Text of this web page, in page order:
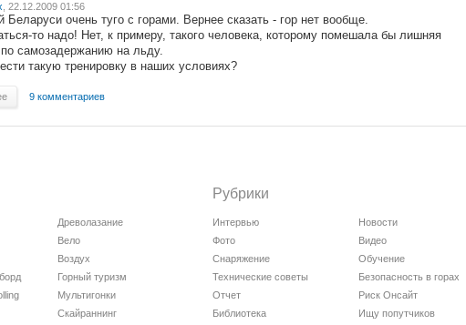
, 22.12.2009 01:56
Беларуси очень туго с горами. Вернее сказать - гор нет вообще.
то надо! Нет, к примеру, такого человека, которому помешала бы лишняя
по самозадержанию на льду.
такую тренировку в наших условиях?
9 комментариев
Древолазание
Вело
Воздух
Горный туризм
Мультигонки
Скайраннинг
Рубрики
Интервью
Новости
Фото
Видео
Снаряжение
Обучение
Технические советы
Безопасность в горах
Отчет
Риск Онсайт
Библиотека
Ищу попутчиков